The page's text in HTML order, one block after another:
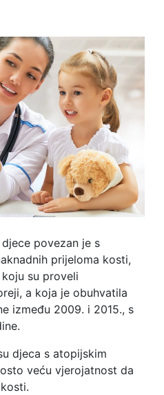
povezan je s
prijeloma kosti,
su proveli
a koja je obuhvatila
između 2009. i 2015., s
djeca s atopijskim
veću vjerojatnost da